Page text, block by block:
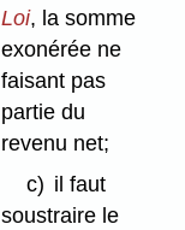
Loi, la somme
exonérée ne
faisant pas
partie du
revenu net;
c) il faut
soustraire le